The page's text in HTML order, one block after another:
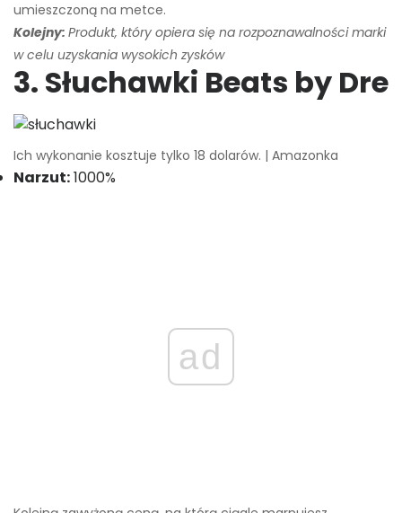
umieszczoną na metce.
Kolejny: Produkt, który opiera się na rozpoznawalności marki
w celu uzyskania wysokich zysków
3. Słuchawki Beats by Dre
Ich wykonanie kosztuje tylko 18 dolarów. | Amazonka
Narzut:1000%
ad